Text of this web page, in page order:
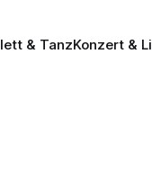
& TanzKonzert &